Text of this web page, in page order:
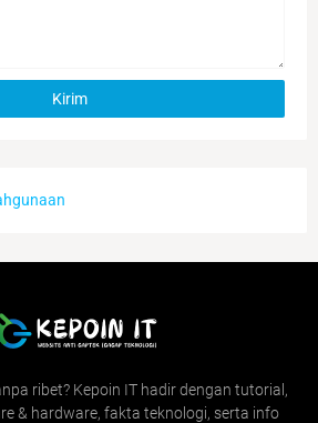
ribet? Kepoin IT hadir dengan tutorial,
& hardware, fakta teknologi, serta info